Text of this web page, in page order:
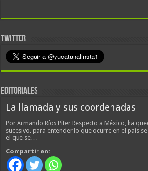
TWITTER
EDITORIALES
La llamada y sus coordenadas
Por Armando Ríos Piter Respecto a México, ha
sucesivo, para entender lo que ocurre en el país
el que se…
Compartir en: